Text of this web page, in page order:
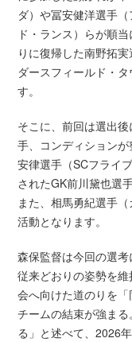
ダ）や冨安健洋選手
ド・ランス）らが順
りに復帰した南野拓
ダースフィールド・
す。
そこに、前回は選出
手、コンディション
安律選手（SCフライ
されたGK前川黛也選
また、相馬勇紀選手
活動となります。
森保監督は今回の選
従来どおりの姿勢を
会へ向けた道のりを
チームの結束が強ま
る」と述べて、2026